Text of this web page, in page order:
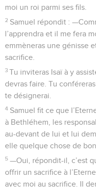
moi un roi parmi ses fils.
2 Samuel répondit :
l’apprendra et il me fera
emmèneras une génisse
sacrifice.
3 Tu inviteras Isaï à y
devras faire. Tu
te désignerai.
4 Samuel fit ce que
à Bethléhem, les
au-devant de lui et lui
elle quelque chose de
5 —Oui, répondit-il, c’est
offrir un sacrifice à
avec moi au sacrifice. Il